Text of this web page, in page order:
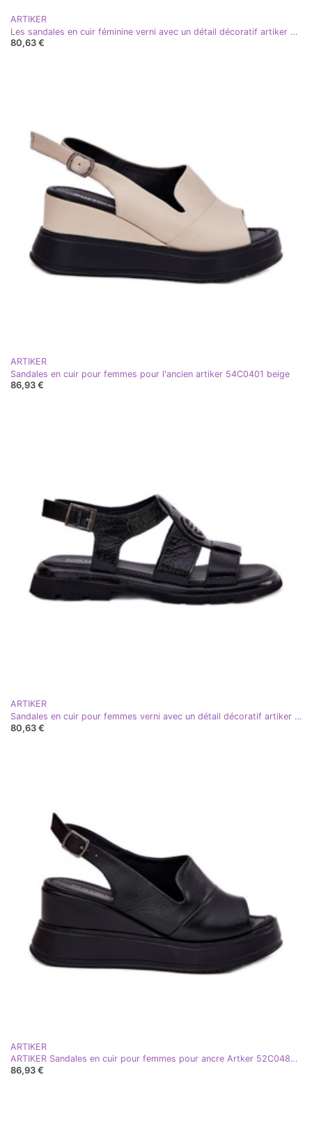
ARTIKER
Les sandales en cuir féminine verni avec un détail décoratif artiker 56c0689 pln doré
80,63 €
ARTIKER
Sandales en cuir pour femmes pour l'ancien artiker 54C0401 beige
86,93 €
ARTIKER
Sandales en cuir pour femmes verni avec un détail décoratif artiker 56c0691 noir
80,63 €
ARTIKER
ARTIKER Sandales en cuir pour femmes pour ancre Artker 52C0484 noir
86,93 €